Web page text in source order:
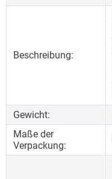
Beschreibung:
Gewicht:
Maße der
Verpackung: